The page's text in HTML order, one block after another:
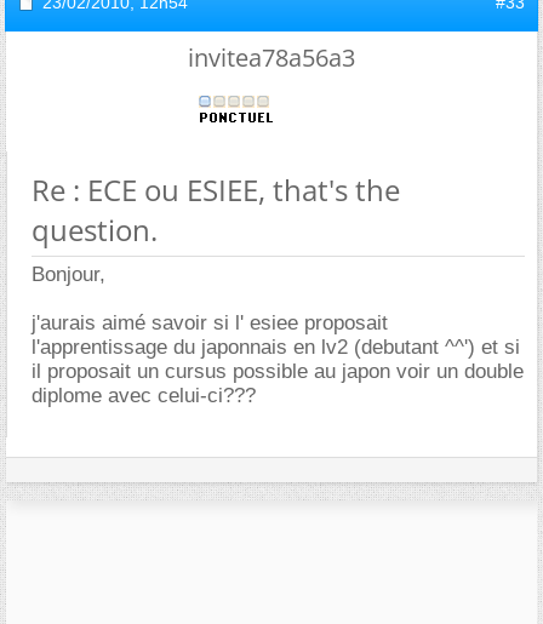
invitea78a56a3
Re : ECE ou ESIEE, that's the
question.
Bonjour,
j'aurais aimé savoir si l' esiee proposait
l'apprentissage du japonnais en lv2 (debutant ^^') et si
il proposait un cursus possible au japon voir un double
diplome avec celui-ci???